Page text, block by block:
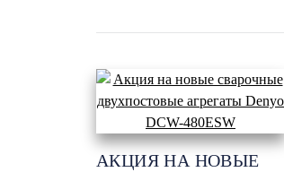
АКЦИЯ НА НОВЫЕ